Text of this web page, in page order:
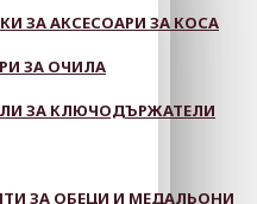
ЗА АКСЕСОАРИ ЗА КОСА
ЗА ОЧИЛА
ЗА КЛЮЧОДЪРЖАТЕЛИ
ЗА ОБЕЦИ И МЕДАЛЬОНИ